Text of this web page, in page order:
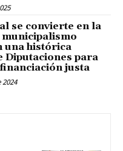
se convierte en la
una histórica
Diputaciones para
justa